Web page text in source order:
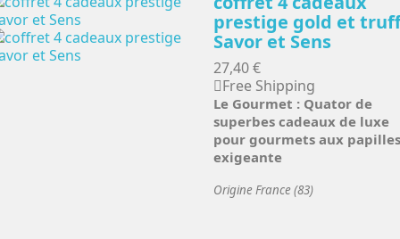
prestige gold et
Savor et Sens
27,40 €
Free Shipping
Le Gourmet : Quator de
superbes cadeaux de luxe
pour gourmets aux papilles
exigeante
Origine France (83)